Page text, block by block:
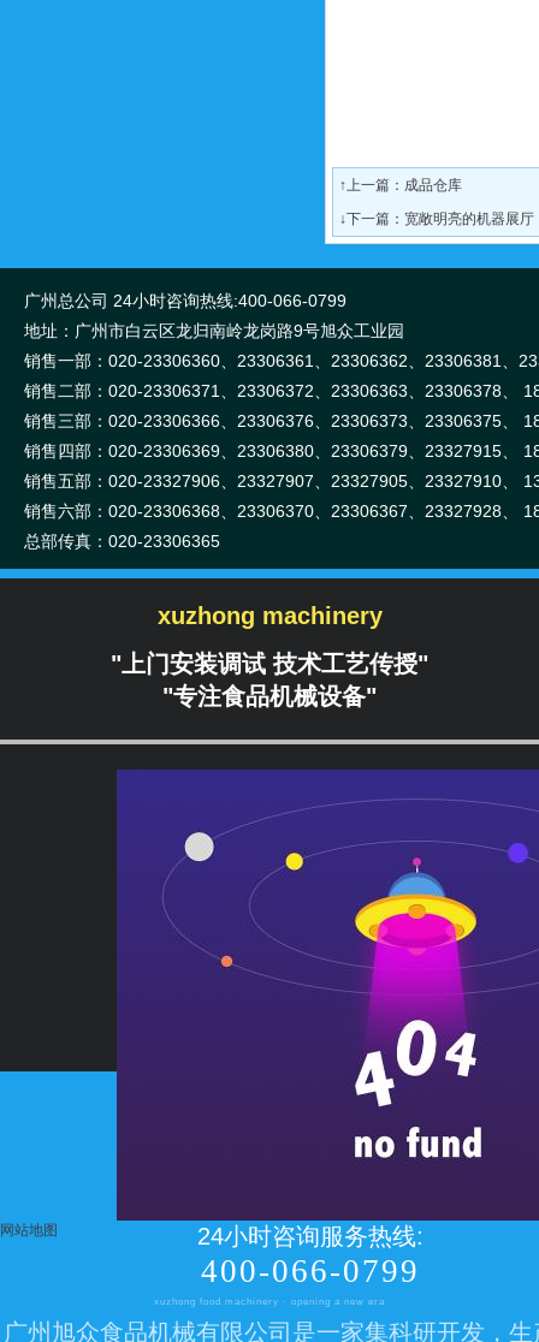
↑上一篇： 成品仓库
↓下一篇： 宽敞明亮的机器展厅
广州总公司 24小时咨询热线:400-066-0799
地址：广州市白云区龙归南岭龙岗路9号旭众工业园
销售一部：020-23306360、 23306361、 23306362、 23306381、
18998402241
销售二部：020-23306371、 23306372、 23306363、 23306378、
销售三部：020-23306366、 23306376、 23306373、 23306375、
销售四部：020-23306369、 23306380、 23306379、 23327915、
销售五部：020-23327906、 23327907、 23327905、 23327910、
销售六部：020-23306368、 23306370、 23306367、 23327928、
总部传真：020-23306365
xuzhong machinery
"上门安装调试 技术工艺传授"
"专注食品机械设备"
24小时咨询服务热线:
400-066-0799
xuzhong food machinery · opening a new era
广州旭众食品机械有限公司是一家集科研开发，
网站地图